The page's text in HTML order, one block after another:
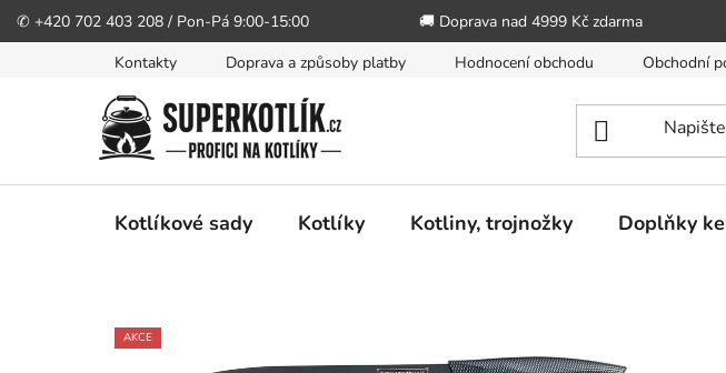
✆ +420 702 403 208 / Pon-Pá 9:00-15:00 🚚 Doprava nad 4999 Kč zdarma
Kontakty Doprava a způsoby platby Hodnocení obchodu Obchodní
Kotlíkové sady Kotlíky Kotliny, trojnožky Doplňky
AKCE